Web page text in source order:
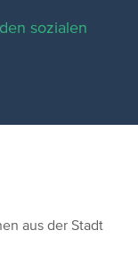
sozialen
aus der Stadt